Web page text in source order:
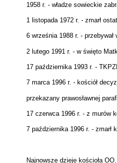
1958 r. - władze sowieckie
1 listopada 1972 r. - zmarł
6 września 1988 r. -
2 lutego 1991 r. - w święto
17 października 1993 r. -
7 marca 1996 r. - kościół
przekazany prawosławnej
17 czerwca 1996 r. - z murów
7 października 1996 r. - zmarł
Najnowsze dzieje kościoła